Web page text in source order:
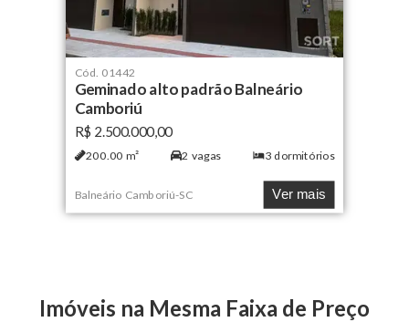
Cód. 01442
Geminado alto padrão Balneário
Camboriú
R$ 2.500.000,00
200.00 m² 2 vagas 3 dormitórios
Balneário Camboriú-SC Ver mais
Imóveis na Mesma Faixa de Preço